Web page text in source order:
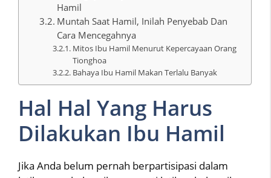
Hamil
Muntah Saat Hamil, Inilah Penyebab Dan
Cara Mencegahnya
Mitos Ibu Hamil Menurut Kepercayaan Orang
Tionghoa
Bahaya Ibu Hamil Makan Terlalu Banyak
Hal Hal Yang Harus
Dilakukan Ibu Hamil
Jika Anda belum pernah berpartisipasi dalam